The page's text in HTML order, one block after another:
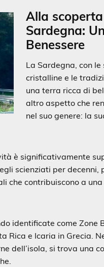
Alla
Sardegna:
Benessere
La Sardegna, con
cristalline e le
una terra ricca di
altro aspetto che
nel suo genere: la
è significativamente
scienziati per decenni,
che contribuiscono a
identificate come Zone
Rica e Icaria in Grecia.
dell’isola, si trova una